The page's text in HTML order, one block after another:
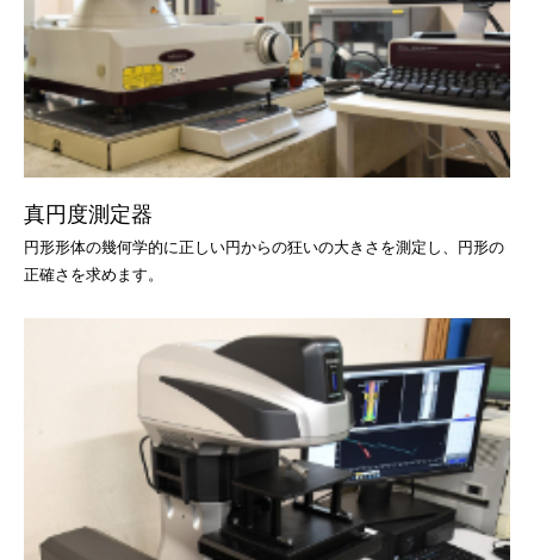
真円度測定器
円形形体の幾何学的に正しい円からの狂いの大きさを測定し、円形の
正確さを求めます。